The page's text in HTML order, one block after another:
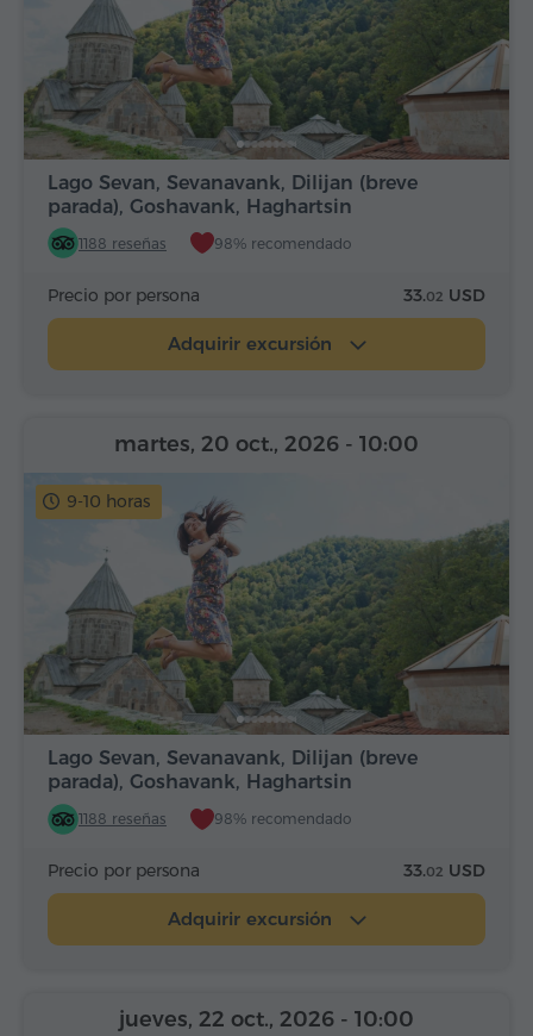
Lago Sevan, Sevanavank, Dilijan (breve
parada), Goshavank, Haghartsin
1188 reseñas 98% recomendado
Precio por persona 33.02 USD
Adquirir excursión
9-10 horas
Lago Sevan, Sevanavank, Dilijan (breve
parada), Goshavank, Haghartsin
1188 reseñas 98% recomendado
martes, 20 oct., 2026 - 10:00
Precio por persona 33.02 USD
Adquirir excursión
jueves, 22 oct., 2026 - 10:00